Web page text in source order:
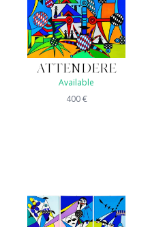
ATTENDERE
Available
400€